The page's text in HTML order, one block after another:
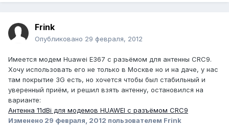
Frink
Опубликовано 29 февраля, 2012
Имеется модем Huawei E367 с разьёмом для антенны CRC9.
Хочу использовать его не только в Москве но и на даче, у нас
там покрытие 3G есть, но хочется чтобы был стабильный и
уверенный приём, и решил взять антенну, остановился на
варианте:
Антенна 11dBi для модемов HUAWEI с разъёмом CRC9
Изменено 29 февраля, 2012 пользователем Frink